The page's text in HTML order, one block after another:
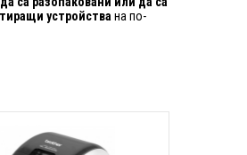
устройства на по-